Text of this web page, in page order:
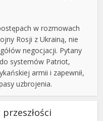
w rozmowach
Rosji z Ukrainą, nie
negocjacji. Pytany
systemów Patriot,
armii i zapewnił,
uzbrojenia.